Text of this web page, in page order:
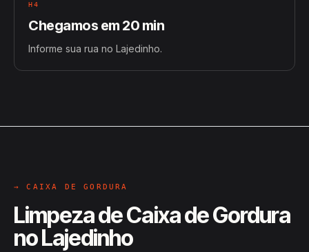
H4
Chegamos em 20 min
Informe sua rua no Lajedinho.
→ CAIXA DE GORDURA
Limpeza de Caixa de Gordura
no Lajedinho